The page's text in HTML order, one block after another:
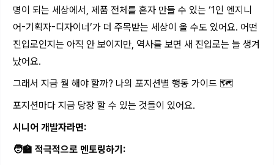
명이 되는 세상에서, 제품 전체를 혼자 만들 수 있는 ‘1인 엔지니
어-기획자-디자이너’가 더 주목받는 세상이 올 수도 있어요. 어떤
진입로인지는 아직 안 보이지만, 역사를 보면 새 진입로는 늘 생겨
났어요.
그래서 지금 뭘 해야 할까? 나의 포지션별 행동 가이드 🗺️
포지션마다 지금 당장 할 수 있는 것들이 있어요.
시니어 개발자라면:
🧑‍🏫 적극적으로 멘토링하기: